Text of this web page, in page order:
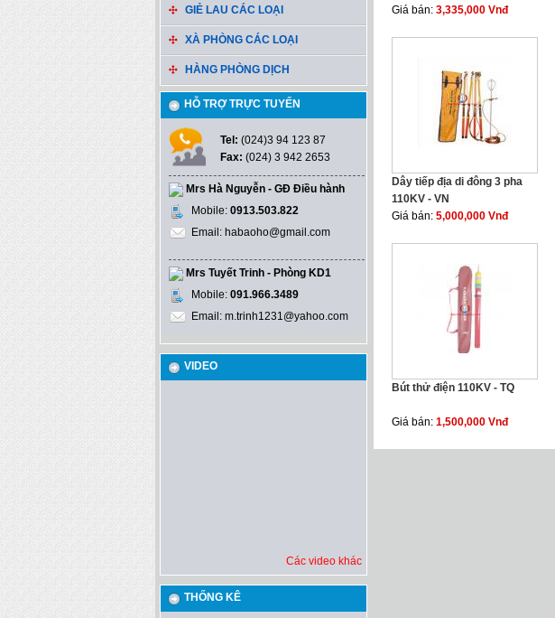
GIẺ LAU CÁC LOẠI
XÀ PHÒNG CÁC LOẠI
HÀNG PHÒNG DỊCH
HỖ TRỢ TRỰC TUYẾN
Tel: (024)3 94 123 87
Fax: (024) 3 942 2653
Mrs Hà Nguyễn - GĐ Điều hành
Mobile: 0913.503.822
Email: habaoho@gmail.com
Mrs Tuyết Trinh - Phòng KD1
Mobile: 091.966.3489
Email: m.trinh1231@yahoo.com
VIDEO
Các video khác
THỐNG KÊ
Giá bán: 3,335,000 Vnđ
Dây tiếp địa di đông 3 pha
110KV - VN
Giá bán: 5,000,000 Vnđ
Bút thử điện 110KV - TQ
Giá bán: 1,500,000 Vnđ